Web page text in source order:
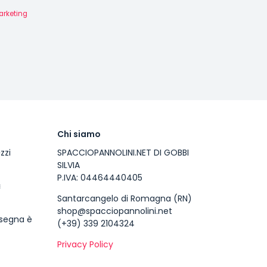
è
Chi siamo
SPACCIOPANNOLINI.NET DI GOBBI
SILVIA
P.IVA: 04464440405
Santarcangelo di Romagna (RN)
shop@spacciopannolini.net
(+39) 339 2104324
Privacy Policy